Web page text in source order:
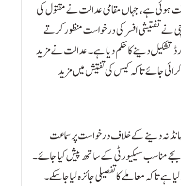
ہوئی ہے، جہاں مقامی عدالت نے مقتول کی
نے تفتیشی افسر کی درخواست منظور کرتے
تشکیل دینے کا حکم دیا ہے۔ عدالت نے مزید
7 روز میں رپورٹ جمع کرائی جائے تاکہ کیس کی تفتیش میں مزید
نہ دینے کے خلاف درخواست پر سماعت
ہوئی، جس میں عدالت نے حکم دیا کہ ملزم کو کل صبح ساڑھے 9 بجے مناسب سیکیورٹی کے ساتھ پیش کیا جائے۔
تاکہ معاملے کا تفصیلی جائزہ لیا جا سکے۔